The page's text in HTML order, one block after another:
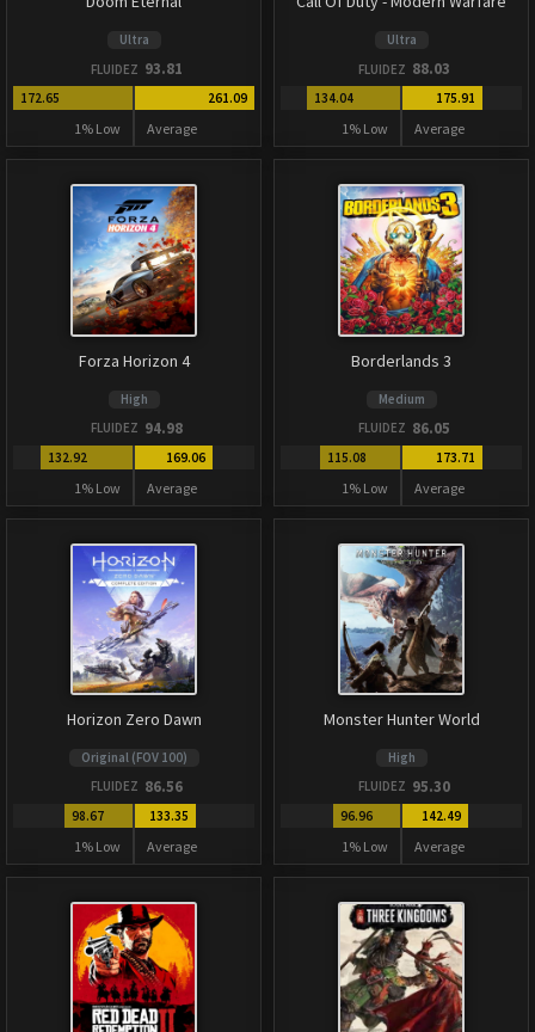
Ultra
FLUIDEZ 93.81
172.65
1% Low
261.09
Average
Ultra
FLUIDEZ 88.03
134.04
1% Low
175.91
Average
Forza Horizon 4
High
FLUIDEZ 94.98
132.92
1% Low
169.06
Average
Borderlands 3
Medium
FLUIDEZ 86.05
115.08
1% Low
173.71
Average
Horizon Zero Dawn
Original (FOV 100)
FLUIDEZ 86.56
98.67
1% Low
133.35
Average
Monster Hunter World
High
FLUIDEZ 95.30
96.96
1% Low
142.49
Average